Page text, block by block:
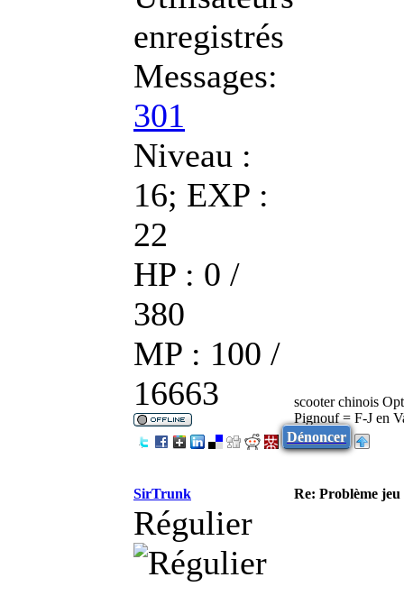
enregistrés
Messages:
301
Niveau :
16; EXP :
22
HP : 0 /
380
MP : 100 /
16663
scooter chinois
Pignouf = F-J en
Dénoncer
SirTrunk Re: Problème
Régulier